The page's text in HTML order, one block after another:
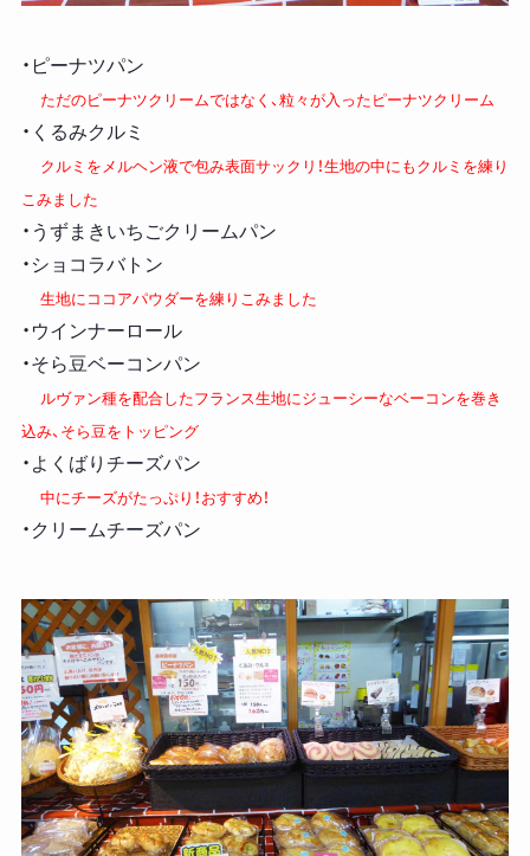
・ピーナツパン
ただのピーナツクリームではなく、粒々が入ったピーナツクリーム
・くるみクルミ
クルミをメルヘン液で包み表面サックリ！生地の中にもクルミを練り
こみました
・うずまきいちごクリームパン
・ショコラバトン
生地にココアパウダーを練りこみました
・ウインナーロール
・そら豆ベーコンパン
ルヴァン種を配合したフランス生地にジューシーなベーコンを巻き
込み、そら豆をトッピング
・よくばりチーズパン
中にチーズがたっぷり！おすすめ！
・クリームチーズパン